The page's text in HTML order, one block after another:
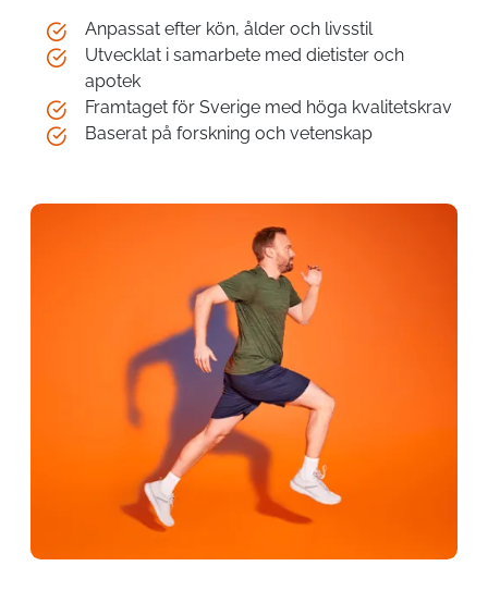
Anpassat efter kön, ålder och livsstil
Utvecklat i samarbete med dietister och
apotek
Framtaget för Sverige med höga kvalitetskrav
Baserat på forskning och vetenskap